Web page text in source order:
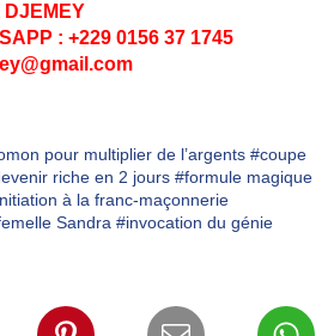
DJEMEY
: +229 0156 37 1745
pour multiplier de l’argents #coupe
riche en 2 jours #formule magique
à la franc-maçonnerie
Sandra #invocation du génie